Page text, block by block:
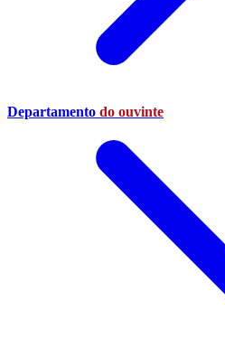
Departamento do ouvinte